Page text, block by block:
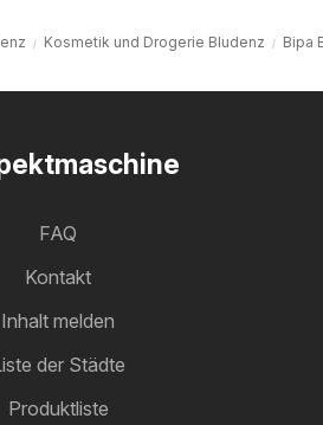
Kosmetik und Drogerie Bludenz Bipa
FAQ
Kontakt
Inhalt melden
der Städte
Produktliste